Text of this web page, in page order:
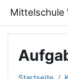
Mittelschule